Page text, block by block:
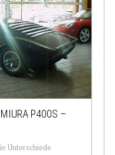
P400S –
Unterschiede